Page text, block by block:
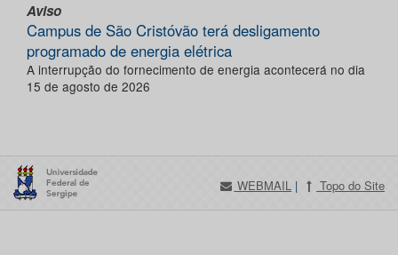
Aviso
Campus de São Cristóvão terá desligamento
programado de energia elétrica
A interrupção do fornecimento de energia acontecerá no dia
15 de agosto de 2026
WEBMAIL | Topo do Site